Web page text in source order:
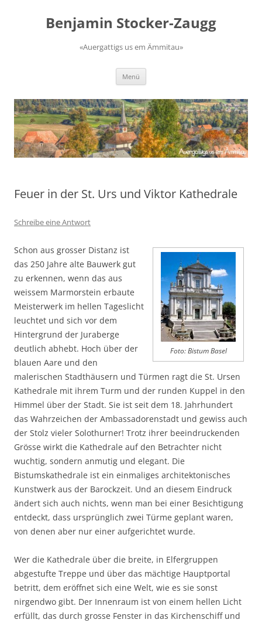
springenBenjamin Stocker-Zaugg
«Auergattigs us em Ämmitau»
Menü
Feuer in der St. Urs und Viktor Kathedrale
Schreibe eine Antwort
Foto: Bistum Basel
Schon aus grosser Distanz ist
das 250 Jahre alte Bauwerk gut
zu erkennen, wenn das aus
weissem Marmorstein erbaute
Meisterwerk im hellen Tageslicht
leuchtet und sich vor dem
Hintergrund der Juraberge
deutlich abhebt. Hoch über der
blauen Aare und den
malerischen Stadthäusern und Türmen ragt die St. Ursen
Kathedrale mit ihrem Turm und der runden Kuppel in den
Himmel über der Stadt. Sie ist seit dem 18. Jahrhundert
das Wahrzeichen der Ambassadorenstadt und gewiss auch
der Stolz vieler Solothurner! Trotz ihrer beeindruckenden
Grösse wirkt die Kathedrale auf den Betrachter nicht
wuchtig, sondern anmutig und elegant. Die
Bistumskathedrale ist ein einmaliges architektonisches
Kunstwerk aus der Barockzeit. Und an diesem Eindruck
ändert sich auch nichts, wenn man bei einer Besichtigung
entdeckt, dass ursprünglich zwei Türme geplant waren,
von denen aber nur einer aufgerichtet wurde.
Wer die Kathedrale über die breite, in Elfergruppen
abgestufte Treppe und über das mächtige Hauptportal
betritt, dem eröffnet sich eine Welt, wie es sie sonst
nirgendwo gibt. Der Innenraum ist von einem hellen Licht
erfüllt, das durch grosse Fenster in das Kirchenschiff und